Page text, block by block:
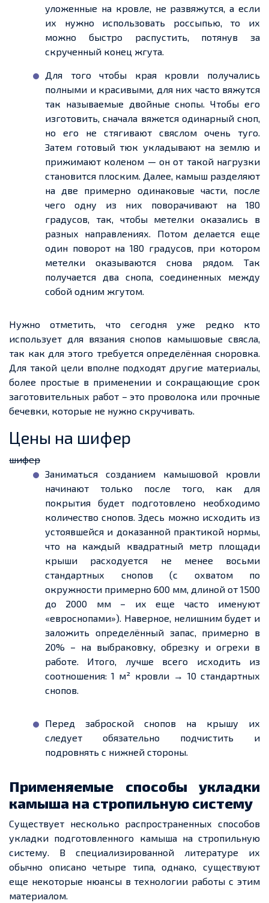
уложенные на кровле, не развяжутся, а если
их нужно использовать россыпью, то их
можно быстро распустить, потянув за
скрученный конец жгута.
Для того чтобы края кровли получались
полными и красивыми, для них часто вяжутся
так называемые двойные снопы. Чтобы его
изготовить, сначала вяжется одинарный сноп,
но его не стягивают свяслом очень туго.
Затем готовый тюк укладывают на землю и
прижимают коленом — он от такой нагрузки
становится плоским. Далее, камыш разделяют
на две примерно одинаковые части, после
чего одну из них поворачивают на 180
градусов, так, чтобы метелки оказались в
разных направлениях. Потом делается еще
один поворот на 180 градусов, при котором
метелки оказываются снова рядом. Так
получается два снопа, соединенных между
собой одним жгутом.
Нужно отметить, что сегодня уже редко кто
использует для вязания снопов камышовые свясла,
так как для этого требуется определённая сноровка.
Для такой цели вполне подходят другие материалы,
более простые в применении и сокращающие срок
заготовительных работ – это проволока или прочные
бечевки, которые не нужно скручивать.
Цены на шифер
шифер
Заниматься созданием камышовой кровли
начинают только после того, как для
покрытия будет подготовлено необходимо
количество снопов. Здесь можно исходить из
устоявшейся и доказанной практикой нормы,
что на каждый квадратный метр площади
крыши расходуется не менее восьми
стандартных снопов (с охватом по
окружности примерно 600 мм, длиной от 1500
до 2000 мм – ихеще часто именуют
«евроснопами»). Наверное, нелишним будет и
заложить определённый запас, примерно в
20% – на выбраковку, обрезку и огрехи в
работе. Итого, лучше всего исходить из
соотношения: 1 м² кровли → 10 стандартных
снопов.
Перед заброской снопов на крышу их
следует обязательно подчистить и
подровнять с нижней стороны.
Применяемые способы укладки
камыша на стропильную систему
Существует несколько распространенных способов
укладки подготовленного камыша на стропильную
систему. В специализированной литературе их
обычно описано четыре типа, однако, существуют
еще некоторые нюансы в технологии работы с этим
материалом.